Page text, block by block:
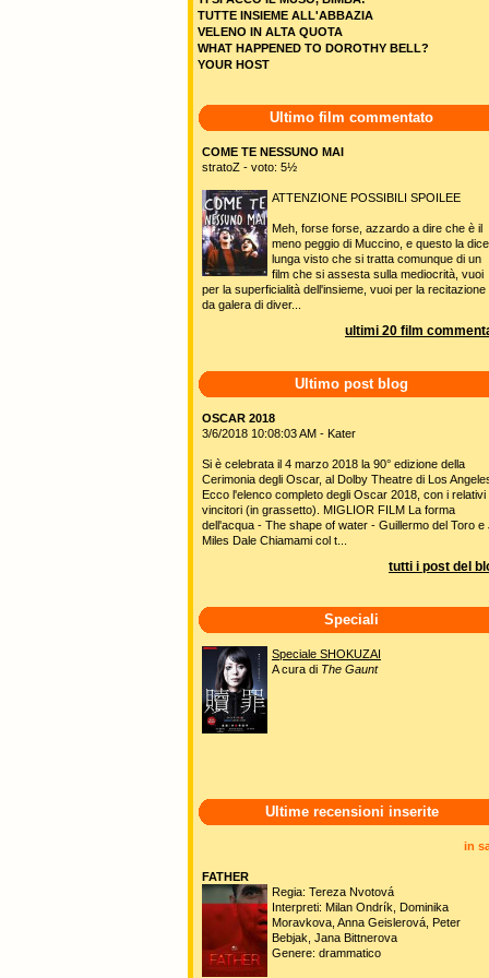
TUTTE INSIEME ALL'ABBAZIA
VELENO IN ALTA QUOTA
WHAT HAPPENED TO DOROTHY BELL?
YOUR HOST
Ultimo film commentato
COME TE NESSUNO MAI
stratoZ - voto: 5½
ATTENZIONE POSSIBILI SPOILEE
Meh, forse forse, azzardo a dire che è il
meno peggio di Muccino, e questo la dice
lunga visto che si tratta comunque di un
film che si assesta sulla mediocrità, vuoi
per la superficialità dell'insieme, vuoi per la recitazione
da galera di diver...
ultimi 20 film
Ultimo post blog
OSCAR 2018
3/6/2018 10:08:03 AM - Kater
Si è celebrata il 4 marzo 2018 la 90° edizione della
Cerimonia degli Oscar, al Dolby Theatre di Los
Ecco l'elenco completo degli Oscar 2018, con i relativi
vincitori (in grassetto). MIGLIOR FILM La forma
dell'acqua - The shape of water - Guillermo del Toro e
Miles Dale Chiamami col t...
tutti i post del
Speciali
Speciale SHOKUZAI
A cura di The Gaunt
Ultime recensioni inserite
in
FATHER
Regia: Tereza Nvotová
Interpreti: Milan Ondrík, Dominika
Moravkova, Anna Geislerová, Peter
Bebjak, Jana Bittnerova
Genere: drammatico